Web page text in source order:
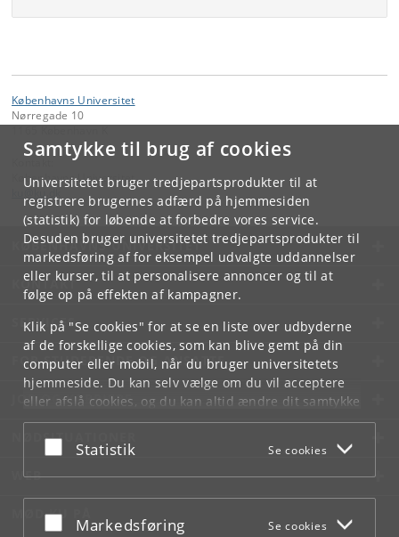
Samtykke til brug af cookies
Universitetet bruger tredjepartsprodukter til at
registrere brugernes adfærd på hjemmesiden
(statistik) for løbende at forbedre vores service.
Desuden bruger universitetet tredjepartsprodukter til
markedsføring af for eksempel udvalgte uddannelser
eller kurser, til at personalisere annoncer og til at
følge op på effekten af kampagner.
Klik på "Se cookies" for at se en liste over udbyderne
af de forskellige cookies, som kan blive gemt på din
computer eller mobil, når du bruger universitetets
hjemmeside. Du kan selv vælge om du vil acceptere
eller afslå cookies, og du kan altid ændre dit samtykke
underCookie- og privatlivspolitiksom du finder i
bunden af hver side.
Acceptér eller afslå
Statistik Se cookies
Acceptér eller afslå
Markedsføring Se cookies
Københavns Universitet
Nørregade 10
Københavns Universitet
KØBENHAVNS UNIVERSITET
KONTAKT
SERVICES
FOR STUDERENDE OG ANSATTE
JOB OG KARRIERE
NØDSITUATIONER
WEB
MØD KU PÅ